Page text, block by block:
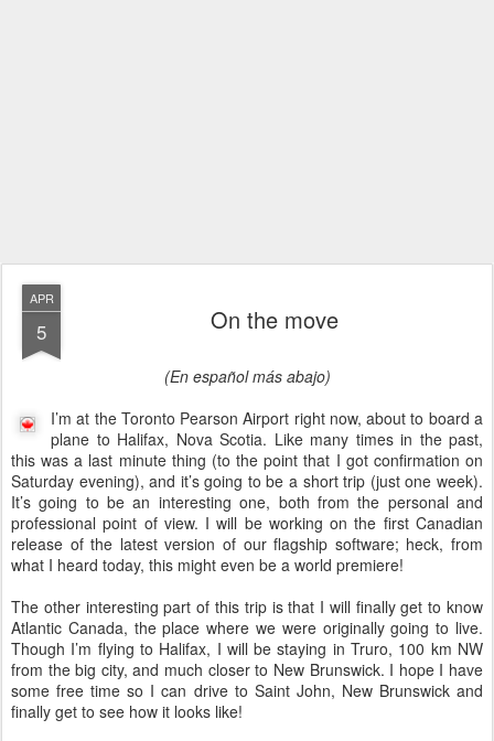
APR
5 On the move
(En español más abajo)
I’m at the Toronto Pearson Airport right now, about to board a
plane to Halifax, Nova Scotia. Like many times in the past,
this was a last minute thing (to the point that I got confirmation on
Saturday evening), and it’s going to be a short trip (just one week).
It’s going to be an interesting one, both from the personal and
professional point of view. I will be working on the first Canadian
release of the latest version of our flagship software; heck, from
what I heard today, this might even be a world premiere!
The other interesting part of this trip is that I will finally get to know
Atlantic Canada, the place where we were originally going to live.
Though I’m flying to Halifax, I will be staying in Truro, 100 km NW
from the big city, and much closer to New Brunswick. I hope I have
some free time so I can drive to Saint John, New Brunswick and
finally get to see how it looks like!